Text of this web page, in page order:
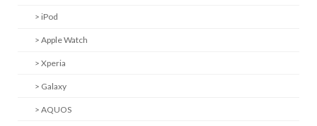
> iPod
> Apple Watch
> Xperia
> Galaxy
> AQUOS